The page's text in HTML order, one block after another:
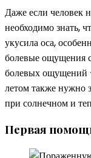
Даже если человек
необходимо знать,
укусила оса,
болевые ощущения
болевых ощущений
летом также нужно
при солнечном и
Первая